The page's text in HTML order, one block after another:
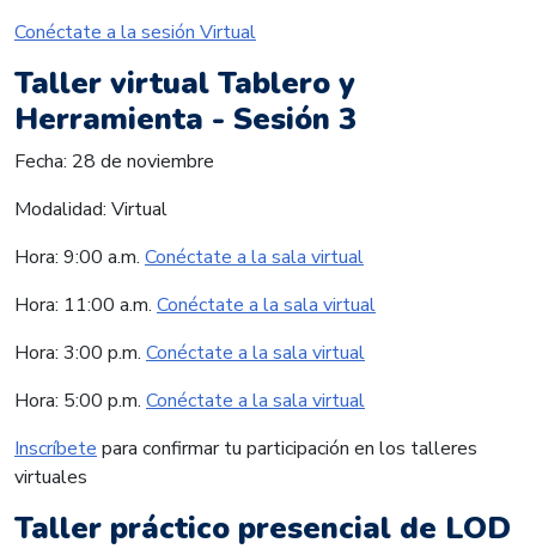
Conéctate a la sesión Virtual
Taller virtual Tablero y
Herramienta - Sesión 3
Fecha: 28 de noviembre
Modalidad: Virtual
Hora: 9:00 a.m. Conéctate a la sala virtual
Hora: 11:00 a.m. Conéctate a la sala virtual
Hora: 3:00 p.m. Conéctate a la sala virtual
Hora: 5:00 p.m. Conéctate a la sala virtual
Inscríbete para confirmar tu participación en los talleres
virtuales
Taller práctico presencial de LOD